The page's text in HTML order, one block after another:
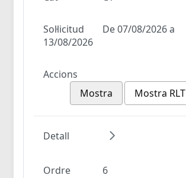
Sol·licitud
De 07/08/2026 a
13/08/2026
Accions
Mostra
Mostra RLT
Detall
Ordre 6